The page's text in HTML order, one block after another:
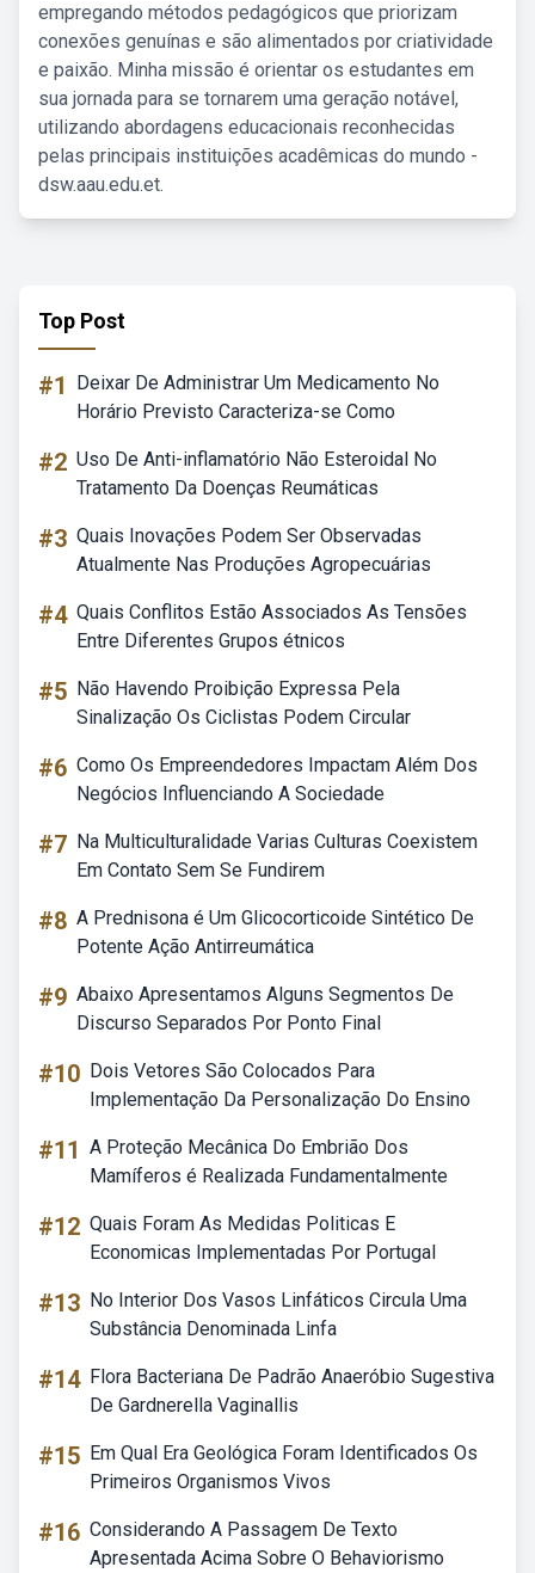
empregando métodos pedagógicos que priorizam
conexões genuínas e são alimentados por criatividade
e paixão. Minha missão é orientar os estudantes em
sua jornada para se tornarem uma geração notável,
utilizando abordagens educacionais reconhecidas
pelas principais instituições acadêmicas do mundo -
dsw.aau.edu.et.
Top Post
#1
Deixar De Administrar Um Medicamento No
Horário Previsto Caracteriza-se Como
#2 Uso De Anti-inflamatório Não Esteroidal No
Tratamento Da Doenças Reumáticas
#3 Quais Inovações Podem Ser Observadas
Atualmente Nas Produções Agropecuárias
#4 Quais Conflitos Estão Associados As Tensões
Entre Diferentes Grupos étnicos
#5 Não Havendo Proibição Expressa Pela
Sinalização Os Ciclistas Podem Circular
#6 Como Os Empreendedores Impactam Além Dos
Negócios Influenciando A Sociedade
#7 Na Multiculturalidade Varias Culturas Coexistem
Em Contato Sem Se Fundirem
#8 A Prednisona é Um Glicocorticoide Sintético De
Potente Ação Antirreumática
#9 Abaixo Apresentamos Alguns Segmentos De
Discurso Separados Por Ponto Final
#10 Dois Vetores São Colocados Para
Implementação Da Personalização Do Ensino
#11 A Proteção Mecânica Do Embrião Dos
Mamíferos é Realizada Fundamentalmente
#12 Quais Foram As Medidas Politicas E
Economicas Implementadas Por Portugal
#13 No Interior Dos Vasos Linfáticos Circula Uma
Substância Denominada Linfa
#14 Flora Bacteriana De Padrão Anaeróbio Sugestiva
De Gardnerella Vaginallis
#15 Em Qual Era Geológica Foram Identificados Os
Primeiros Organismos Vivos
#16 Considerando A Passagem De Texto
Apresentada Acima Sobre O Behaviorismo